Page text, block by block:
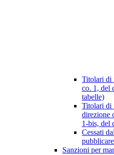
Titolari di
co. 1, del
tabelle)
Titolari di
direzione
1-bis, del
Cessati
Sanzioni per